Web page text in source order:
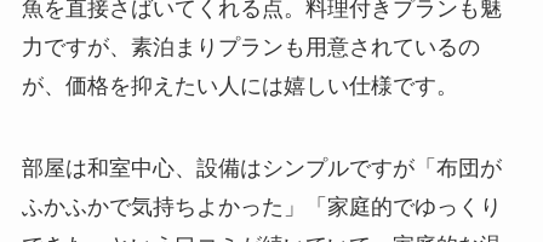
魚を直接さばいてくれる点。料理付きプランも魅
力ですが、素泊まりプランも用意されているの
が、価格を抑えたい人には嬉しい仕様です。
部屋は和室中心、設備はシンプルですが「布団が
ふかふかで気持ちよかった」「家庭的でゆっくり